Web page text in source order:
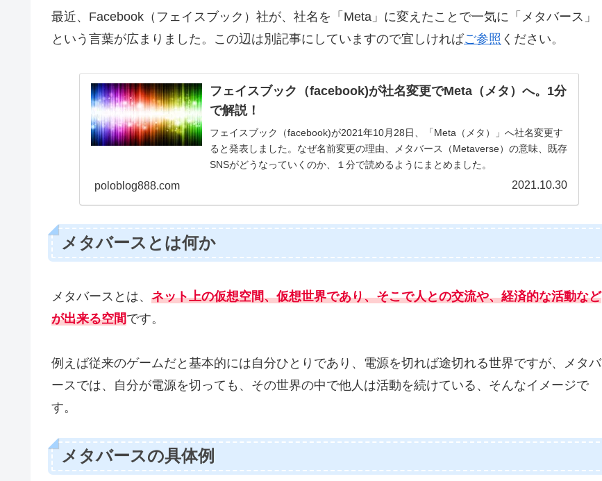
最近、Facebook（フェイスブック）社が、社名を「Meta」に変えたことで一気に「メタバース」
という言葉が広まりました。この辺は別記事にしていますので宜しければご参照 ください。
フェイスブック（facebook)が社名変更でMeta（メタ）へ。1分
で解説！
フェイスブック（facebook)が2021年10月28日、「Meta（メタ）」へ社名変更す
ると発表しました。なぜ名前変更の理由、メタバース（Metaverse）の意味、既存
SNSがどうなっていくのか、１分で読めるようにまとめました。
poloblog888.com 2021.10.30
メタバースとは何か
メタバースとは、 ネット上の仮想空間、仮想世界であり、そこで人との交流や、経済的な活動など
が出来る空間です。
例えば従来のゲームだと基本的には自分ひとりであり、電源を切れば途切れる世界ですが、メタバ
ースでは、自分が電源を切っても、その世界の中で他人は活動を続けている、そんなイメージで
す。
メタバースの具体例